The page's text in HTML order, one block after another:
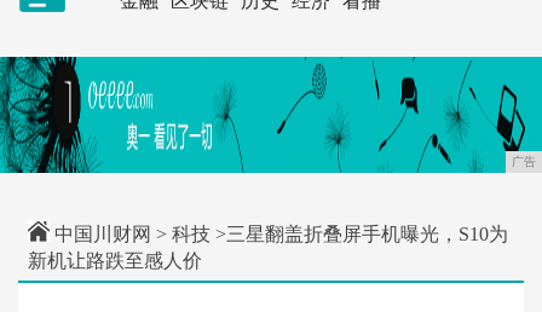
广告
中国川财网 > 科技 >三星翻盖折叠屏手机曝光，S10为
新机让路跌至感人价